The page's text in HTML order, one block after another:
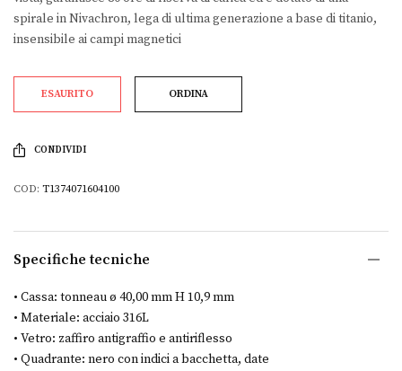
spirale in Nivachron, lega di ultima generazione a base di titanio,
insensibile ai campi magnetici
ESAURITO ORDINA
CONDIVIDI
COD: T1374071604100
Specifiche tecniche
• Cassa: tonneau ø 40,00 mm H 10,9 mm
• Materiale: acciaio 316L
• Vetro: zaffiro antigraffio e antiriflesso
• Quadrante: nero con indici a bacchetta, date